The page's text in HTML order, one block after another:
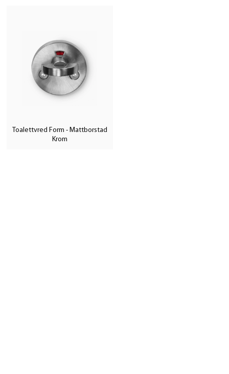
Toalettvred Form - Mattborstad
Krom